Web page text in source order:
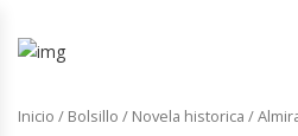
Inicio / Bolsillo / Novela historica /